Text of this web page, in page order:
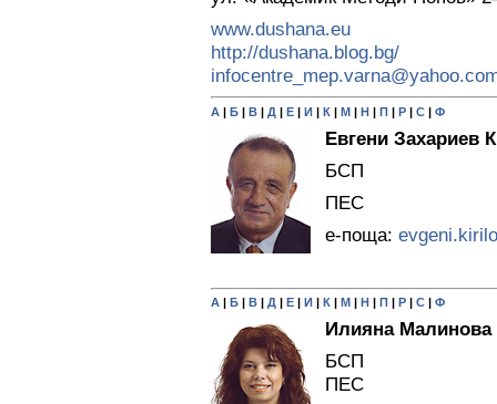
www.dushana.eu
http://dushana.blog.bg/
А | Б | В | Д | Е | И | К | М | Н | П | Р | С | Ф
Евгени Захариев
БСП
ПЕС
е-поща:
А | Б | В | Д | Е | И | К | М | Н | П | Р | С | Ф
Илияна Малинова
БСП
ПЕС